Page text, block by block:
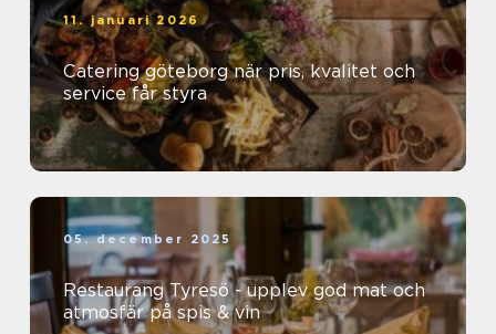
11. januari 2026
Catering göteborg när pris, kvalitet och
service får styra
05. december 2025
Restaurang Tyresö - upplev god mat och
atmosfär på spis & vin